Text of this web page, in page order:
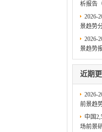
析报告
2026-
景趋势
2026-
景趋势
近期
2026-
前景趋
中国
场前景